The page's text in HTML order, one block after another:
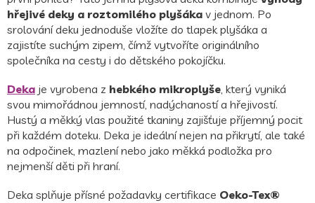
hřejivé deky a roztomilého plyšáka v jednom. Po
srolování deku jednoduše vložíte do tlapek plyšáka a
zajistíte suchým zipem, čímž vytvoříte originálního
společníka na cesty i do dětského pokojíčku.
Deka je vyrobena z hebkého mikroplyše, který vyniká
svou mimořádnou jemností, nadýchaností a hřejivostí.
Hustý a měkký vlas použité tkaniny zajišťuje příjemný pocit
při každém doteku. Deka je ideální nejen na přikrytí, ale také
na odpočinek, mazlení nebo jako měkká podložka pro
nejmenší děti při hraní.
Deka splňuje přísné požadavky certifikace Oeko-Tex®